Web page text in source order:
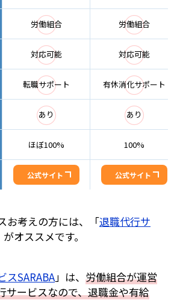
◯
労働組合 ◯
労働組合
◯
対応可能 ◯
対応可能
◯
転職サポート ◯
有休消化サポート
◯
あり ◯
あり
ほぼ100% 100%
公式サイト 公式サイト
お考えの方には、「退職代行サ
がオススメです。
スSARABA」は、 労働組合が運営
サービスなので、退職金や有給